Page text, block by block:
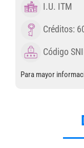
I.U. ITM
Créditos:
Código
Para mayor